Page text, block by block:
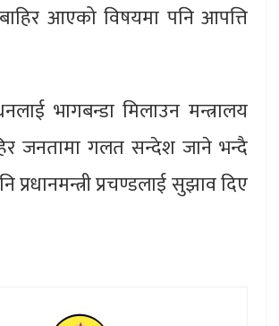
आएको विषयमा पनि आपत्ति
भागबन्डा मिलाउन मन्त्रालय
जनतामा गलत सन्देश जाने भन्दै
प्रधानमन्त्री प्रचण्डलाई सुझाव दिए